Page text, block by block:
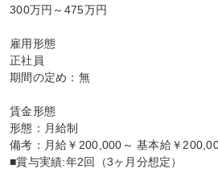
300万円～475万円
雇用形態
正社員
期間の定め：無
賃金形態
形態：月給制
備考：月給￥200,000～ 基本給￥
■賞与実績:年2回（3ヶ月分想定）